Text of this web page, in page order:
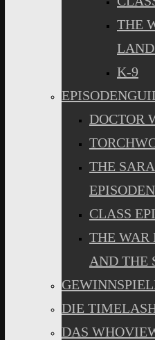
THE
K-9
DOCTOR
THE
CLASS
THE WAR
AND THE
DIE
DAS